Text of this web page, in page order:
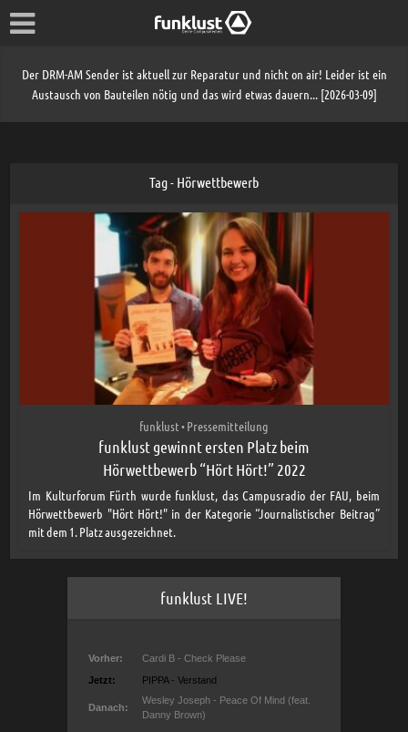
Der DRM-AM Sender ist aktuell zur Reparatur und nicht on air! Leider ist ein
Austausch von Bauteilen nötig und das wird etwas dauern... [2026-03-09]
Tag - Hörwettbewerb
funklust•Pressemitteilung
funklust gewinnt ersten Platz beim
Hörwettbewerb “Hört Hört!” 2022
Im Kulturforum Fürth wurde funklust, das Campusradio der FAU, beim
Hörwettbewerb "Hört Hört!" in der Kategorie “Journalistischer Beitrag”
mit dem 1. Platz ausgezeichnet.
funklust LIVE!